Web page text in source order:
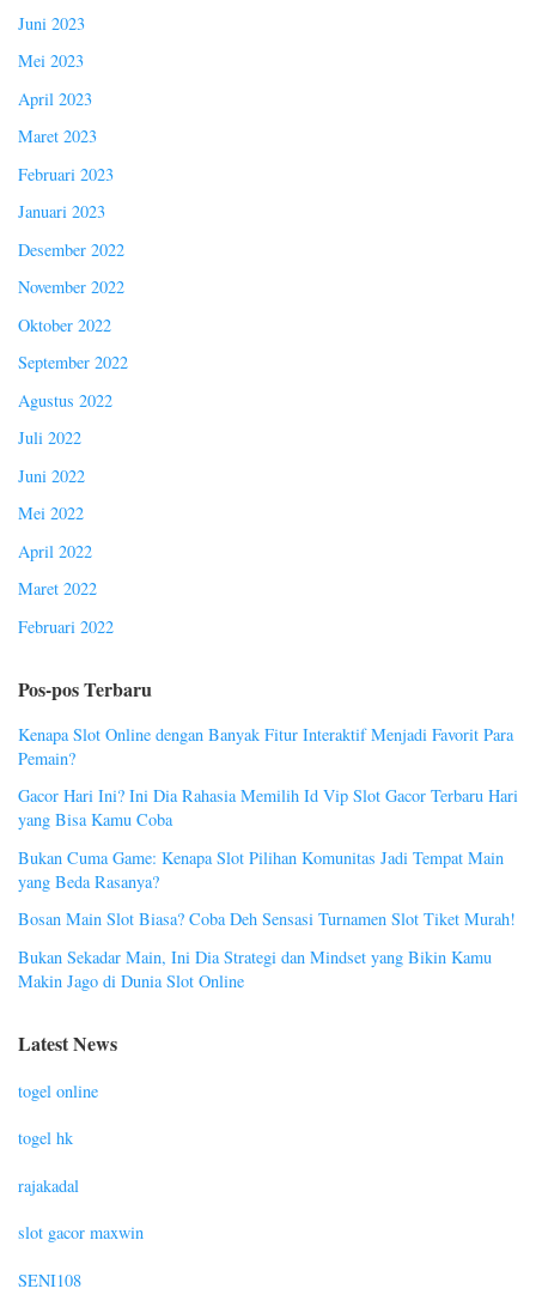
Juni 2023
Mei 2023
April 2023
Maret 2023
Februari 2023
Januari 2023
Desember 2022
November 2022
Oktober 2022
September 2022
Agustus 2022
Juli 2022
Juni 2022
Mei 2022
April 2022
Maret 2022
Februari 2022
Pos-pos Terbaru
Kenapa Slot Online dengan Banyak Fitur Interaktif Menjadi Favorit Para
Pemain?
Gacor Hari Ini? Ini Dia Rahasia Memilih Id Vip Slot Gacor Terbaru Hari
yang Bisa Kamu Coba
Bukan Cuma Game: Kenapa Slot Pilihan Komunitas Jadi Tempat Main
yang Beda Rasanya?
Bosan Main Slot Biasa? Coba Deh Sensasi Turnamen Slot Tiket Murah!
Bukan Sekadar Main, Ini Dia Strategi dan Mindset yang Bikin Kamu
Makin Jago di Dunia Slot Online
Latest News
togel online
togel hk
rajakadal
slot gacor maxwin
SENI108